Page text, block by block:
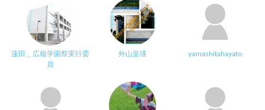
蓮田＿広報学園祭実行委
員
外山皇瑛 yamashitahayato